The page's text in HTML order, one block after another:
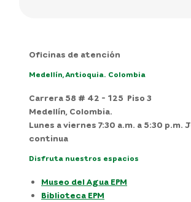
Oficinas de atención
Medellín, Antioquia. Colombia
Carrera 58 # 42 - 125 Piso 3
Medellín, Colombia.
Lunes a viernes 7:30 a.m. a 5:30 p.m.
continua
Disfruta nuestros espacios
Museo del Agua EPM
Biblioteca EPM